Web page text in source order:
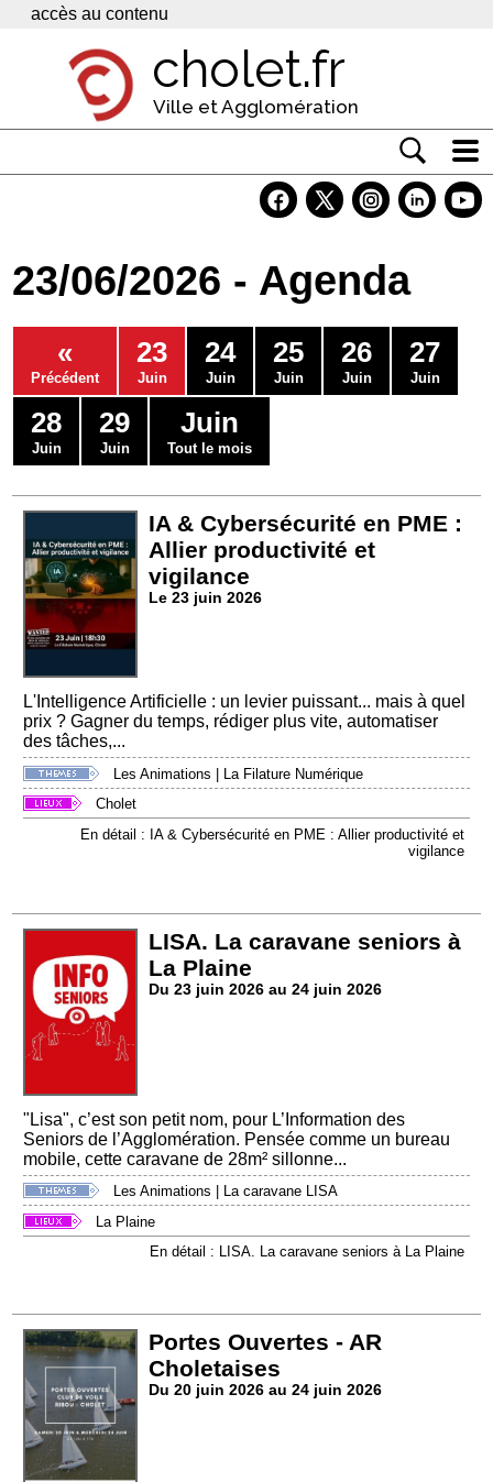
Panneau de gestion des cookies
accès au contenu
cholet.fr
Ville et Agglomération
Economie
Services
Contacts
23/06/2026 - Agenda
«
Précédent
23
Juin
24
Juin
25
Juin
26
Juin
27
Juin
28
Juin
29
Juin
Juin
Tout le mois
IA & Cybersécurité en PME :
Allier productivité et
vigilance
Le 23 juin 2026
L'Intelligence Artificielle : un levier puissant... mais à quel
prix ? Gagner du temps, rédiger plus vite, automatiser
des tâches,...
Les Animations | La Filature Numérique
Cholet
En détail : IA & Cybersécurité en PME : Allier productivité et
vigilance
LISA. La caravane seniors à
La Plaine
Du 23 juin 2026 au 24 juin 2026
"Lisa", c’est son petit nom, pour L’Information des
Seniors de l’Agglomération. Pensée comme un bureau
mobile, cette caravane de 28m² sillonne...
Les Animations
La caravane LISA
La Plaine
En détail : LISA. La caravane seniors à La Plaine
Portes Ouvertes - AR
Choletaises
Du 20 juin 2026 au 24 juin 2026